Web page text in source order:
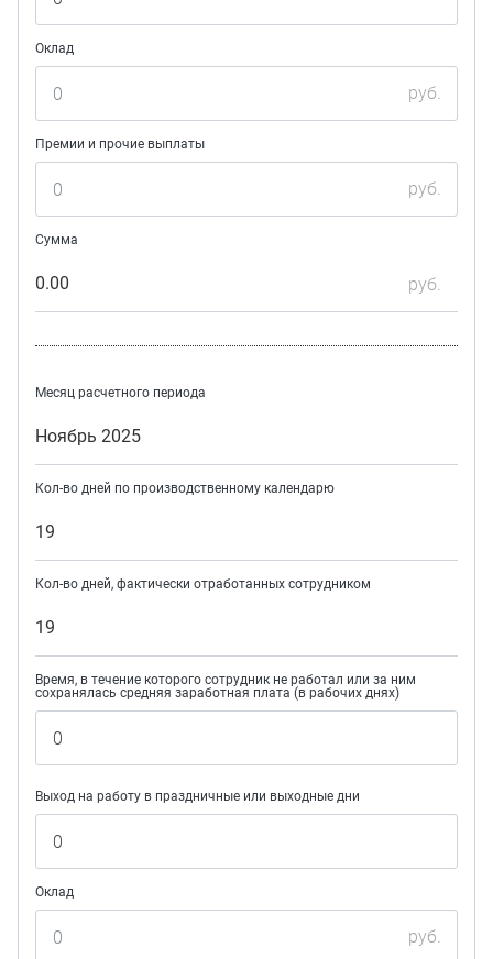
Оклад
руб.
Премии и прочие выплаты
руб.
Сумма
0.00 руб.
Месяц расчетного периода
Ноябрь 2025
Кол-во дней по производственному календарю
19
Кол-во дней, фактически отработанных сотрудником
19
Время, в течение которого сотрудник не работал или за ним
сохранялась средняя заработная плата (в рабочих днях)
Выход на работу в праздничные или выходные дни
Оклад
руб.